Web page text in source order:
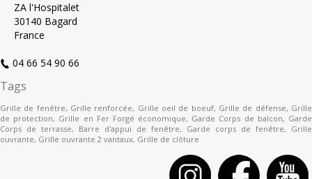
ZA l'Hospitalet
30140 Bagard
France
04 66 54 90 66
Tags
Grille de fenêtre, Grille renforcée, Grille oeil de boeuf, Grille de défense, Grille
de protection, Grille en Fer Forgé économique, Garde Corps de balcon, Garde
Corps de terrasse, Barre d'appui de fenêtre, Garde corps de fenêtre, Grille
ouvrante, Grille ouvrante 2 vantaux, Grille de clôture